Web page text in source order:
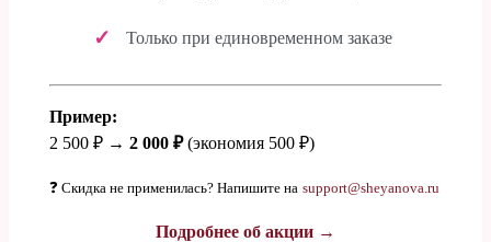
Только при единовременном заказе
Пример:
2 500 ₽ → 2 000 ₽(экономия 500 ₽)
❓ Скидка не применилась? Напишите на support@sheyanova.ru
Подробнее об акции →